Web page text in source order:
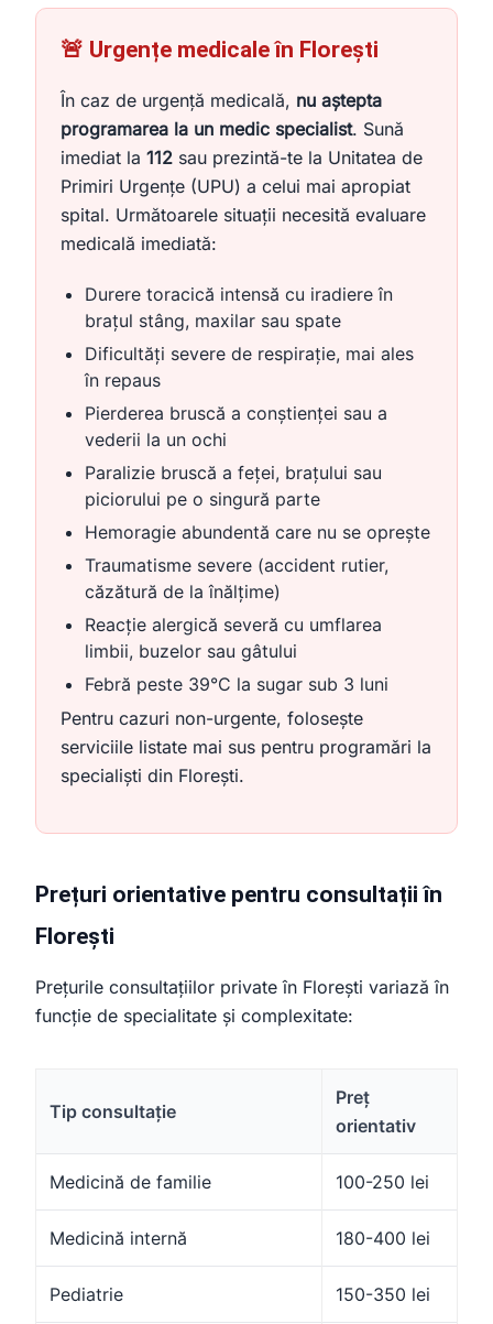
🚨 Urgențe medicale în Florești
În caz de urgență medicală, nu aștepta
programarea la un medic specialist. Sună
imediat la 112 sau prezintă-te la Unitatea de
Primiri Urgențe (UPU) a celui mai apropiat
spital. Următoarele situații necesită evaluare
medicală imediată:
Durere toracică intensă cu iradiere în
brațul stâng, maxilar sau spate
Dificultăți severe de respirație, mai ales
în repaus
Pierderea bruscă a conștienței sau a
vederii la un ochi
Paralizie bruscă a feței, brațului sau
piciorului pe o singură parte
Hemoragie abundentă care nu se oprește
Traumatisme severe (accident rutier,
căzătură de la înălțime)
Reacție alergică severă cu umflarea
limbii, buzelor sau gâtului
Febră peste 39°C la sugar sub 3 luni
Pentru cazuri non-urgente, folosește
serviciile listate mai sus pentru programări la
specialiști din Florești.
Prețuri orientative pentru consultații în
Florești
Prețurile consultațiilor private în Florești variază în
funcție de specialitate și complexitate:
Tip consultație
Preț
orientativ
Medicină de familie 100-250 lei
Medicină internă 180-400 lei
Pediatrie 150-350 lei